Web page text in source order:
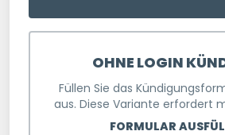
OHNE LOGIN
Füllen Sie das
aus. Diese Variante erfordert
FORMULAR